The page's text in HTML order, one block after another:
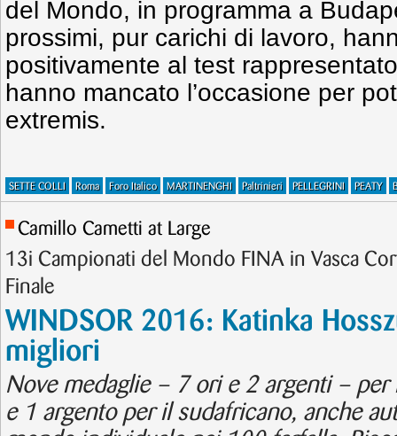
del Mondo, in programma a
prossimi, pur carichi di lavoro,
positivamente al test
hanno mancato l’occasione per
extremis.
SETTE COLLI Roma Foro Italico MARTINENGHI Paltrinieri PELLEGRINI PEATY
Camillo Cametti at Large
13i Campionati del Mondo FINA in Vasca
Finale
WINDSOR 2016: Katinka
migliori
Nove medaglie – 7 ori e 2 argenti –
e 1 argento per il sudafricano, anche